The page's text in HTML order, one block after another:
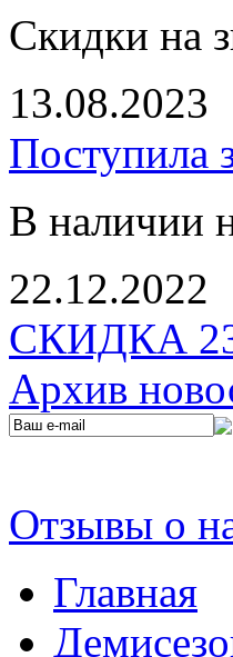
Скидки на
13.08.2023
Поступила
В наличии
22.12.2022
СКИДКА
Архив
Отзывы о
Главная